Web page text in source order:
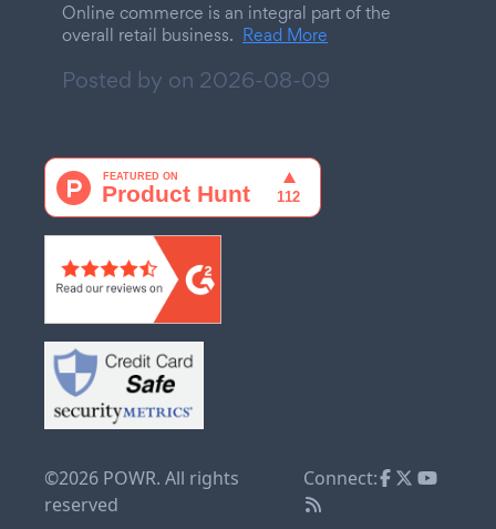
Online commerce is an integral part of the
overall retail business. Read More
Posted by on 2026-08-09
©2026 POWR. All rights
reserved
Connect: